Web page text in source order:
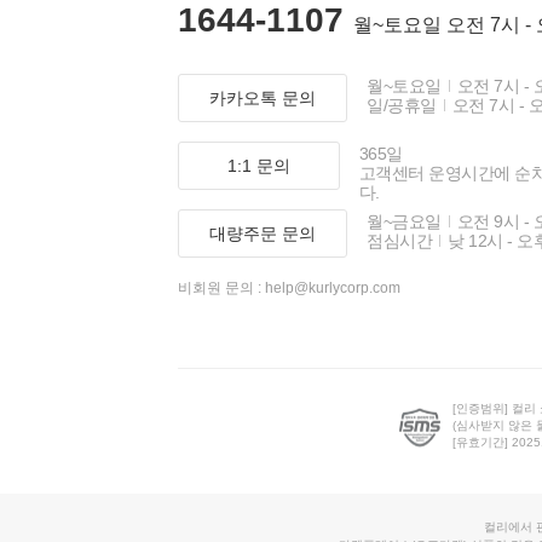
1644-1107 월~토요일 오전 7시 -
카카오톡 문의
월~토요일
오전 7시 -
일/공휴일
오전 7시 -
1:1 문의
365일
고객센터 운영시간에 순
다.
대량주문 문의
월~금요일
오전 9시 -
점심시간
낮 12시 - 오
비회원 문의 : help@kurlycorp.com
[인증범위] 컬리
(심사받지 않은
[유효기간]
컬리에서